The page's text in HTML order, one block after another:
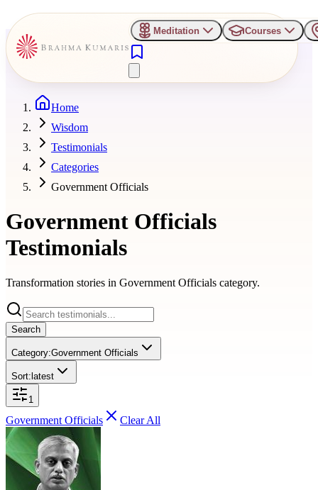
Meditation Courses
Home
Wisdom
Testimonials
Categories
Government Officials
Government Officials
Testimonials
Transformation stories in Government Officials category.
Search
Category:Government Officials
Sort: latest
1
Government Officials Clear All